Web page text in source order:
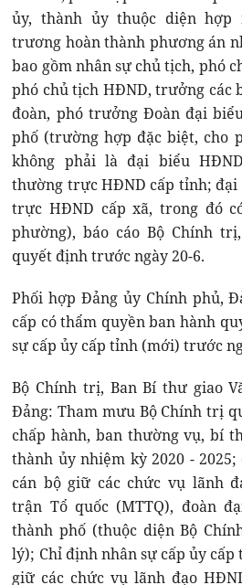
ủy, thành ủy thuộc diện hợp
trương hoàn thành phương án
bao gồm nhân sự chủ tịch, phó
phó chủ tịch HĐND, trưởng các
đoàn, phó trưởng Đoàn đại
phố (trường hợp đặc biệt, cho
không phải là đại biểu
thường trực HĐND cấp tỉnh;
trực HĐND cấp xã, trong đó
phường), báo cáo Bộ Chính
quyết định trước ngày 20-6.
Phối hợp Đảng ủy Chính phủ,
cấp có thẩm quyền ban hành
sự cấp ủy cấp tỉnh (mới) trước
Bộ Chính trị, Ban Bí thư giao
Đảng: Tham mưu Bộ Chính trị
chấp hành, ban thường vụ, bí
thành ủy nhiệm kỳ 2020 -
cán bộ giữ các chức vụ lãnh
trận Tổ quốc (MTTQ), đoàn
thành phố (thuộc diện Bộ
lý); Chỉ định nhân sự cấp ủy cấp
giữ các chức vụ lãnh đạo